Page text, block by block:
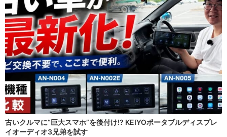
古いクルマに“巨大スマホ”を後付け!? KEIYOポータブルディスプレ
イオーディオ3兄弟を試す